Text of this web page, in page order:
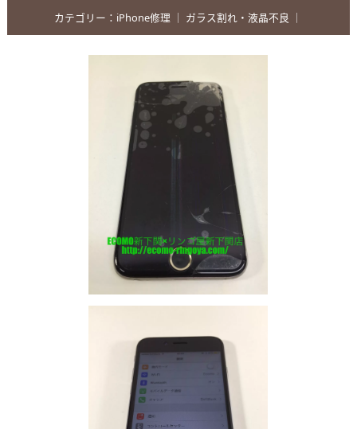
カテゴリー： iPhone修理 ｜ ガラス割れ・液晶不良 ｜